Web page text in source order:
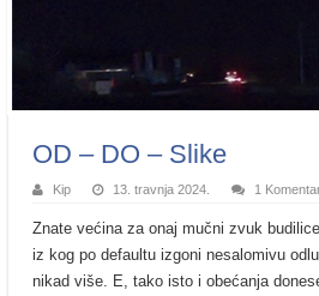
OD – DO – Slike
Kip 13. travnja 2024. 1
Znate većina za onaj mučni zvuk
iz kog po defaultu izgoni nesalomivu
nikad više. E, tako isto i obećanja